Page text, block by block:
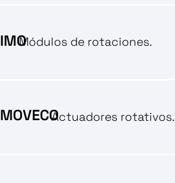
IMOMódulos de rotaciones.
MOVECOActuadores rotativos.